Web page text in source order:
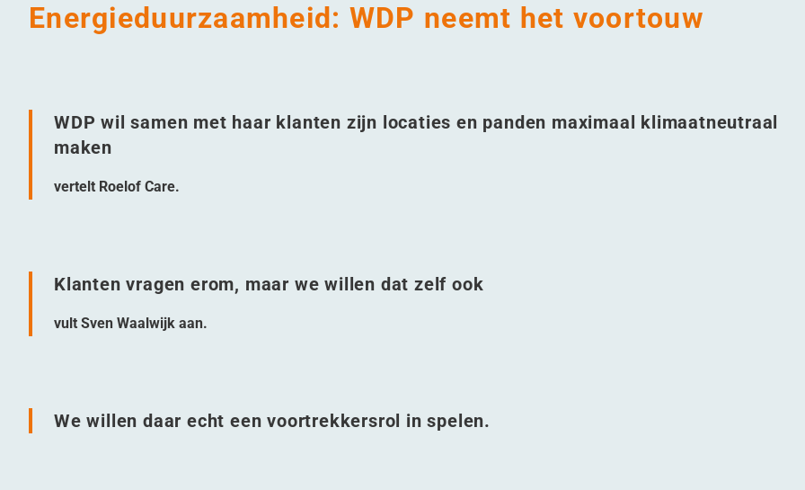
Energieduurzaamheid: WDP neemt het voortouw
WDP wil samen met haar klanten zijn locaties en panden maximaal klimaatneutraal
maken
vertelt Roelof Care.
Klanten vragen erom, maar we willen dat zelf ook
vult Sven Waalwijk aan.
We willen daar echt een voortrekkersrol in spelen.